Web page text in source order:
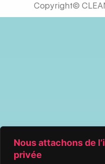
Nous attachons de
privée
Copyright©